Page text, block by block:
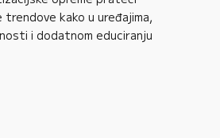
kako u uređajima,
i dodatnom educiranju